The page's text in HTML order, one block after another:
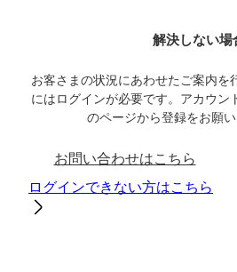
解決しない場
お客さまの状況にあわせたご案内を
にはログインが必要です。アカウン
のページから登録をお願い
お問い合わせはこちら
ログインできない方はこちら